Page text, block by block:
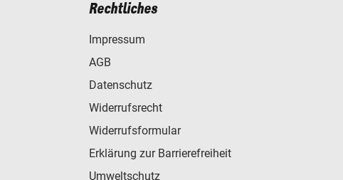
Rechtliches
Impressum
AGB
Datenschutz
Widerrufsrecht
Widerrufsformular
Erklärung zur Barrierefreiheit
Umweltschutz